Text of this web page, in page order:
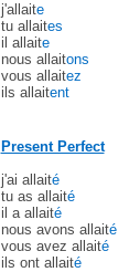
j'allaite
tu allaites
il allaite
nous allaitons
vous allaitez
ils allaitent
Present Perfect
j'ai allaité
tu as allaité
il a allaité
nous avons allaité
vous avez allaité
ils ont allaité